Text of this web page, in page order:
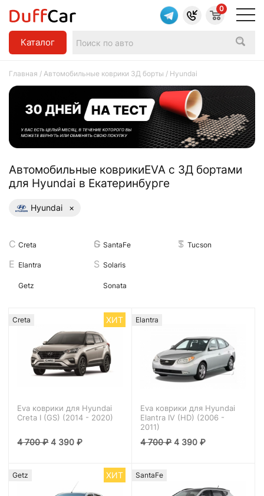
Каталог
0
Главная / Автомобильные коврики 3Д борты / Hyundai
Aвтомобильные коврикиEVA с 3Д бортами
для Hyundai в Екатеринбурге
Hyundai ×
Creta
Elantra
Getz
SantaFe
Solaris
Sonata
Tucson
Creta ХИТ
Eva коврики для Hyundai
Creta I (GS) (2014 - 2020)
4 700₽ 4 390₽
Elantra
Eva коврики для Hyundai
Elantra IV (HD) (2006 -
2011)
4 700₽ 4 390₽
Getz ХИТ SantaFe